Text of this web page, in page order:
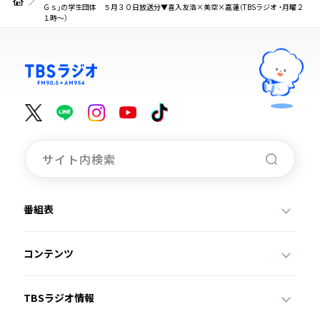
Ｇｓ」の学生団体 ５月３０日放送分▼喜入友浩×美空×嘉蓮（TBSラジオ ・月曜２
１時～）
番組表
コンテンツ
TBSラジオ情報